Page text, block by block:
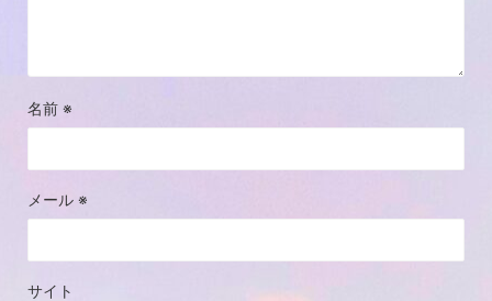
名前 ※
メール ※
サイト